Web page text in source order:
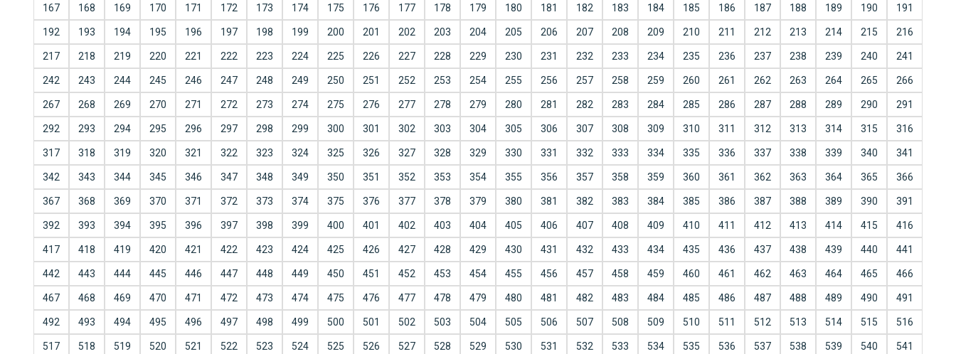
167 168 169 170 171 172 173 174 175 176 177 178 179 180 181 182 183 184 185 186 187 188 189 190 191
192 193 194 195 196 197 198 199 200 201 202 203 204 205 206 207 208 209 210 211 212 213 214 215 216
217 218 219 220 221 222 223 224 225 226 227 228 229 230 231 232 233 234 235 236 237 238 239 240 241
242 243 244 245 246 247 248 249 250 251 252 253 254 255 256 257 258 259 260 261 262 263 264 265 266
267 268 269 270 271 272 273 274 275 276 277 278 279 280 281 282 283 284 285 286 287 288 289 290 291
292 293 294 295 296 297 298 299 300 301 302 303 304 305 306 307 308 309 310 311 312 313 314 315 316
317 318 319 320 321 322 323 324 325 326 327 328 329 330 331 332 333 334 335 336 337 338 339 340 341
342 343 344 345 346 347 348 349 350 351 352 353 354 355 356 357 358 359 360 361 362 363 364 365 366
367 368 369 370 371 372 373 374 375 376 377 378 379 380 381 382 383 384 385 386 387 388 389 390 391
392 393 394 395 396 397 398 399 400 401 402 403 404 405 406 407 408 409 410 411 412 413 414 415 416
417 418 419 420 421 422 423 424 425 426 427 428 429 430 431 432 433 434 435 436 437 438 439 440 441
442 443 444 445 446 447 448 449 450 451 452 453 454 455 456 457 458 459 460 461 462 463 464 465 466
467 468 469 470 471 472 473 474 475 476 477 478 479 480 481 482 483 484 485 486 487 488 489 490 491
492 493 494 495 496 497 498 499 500 501 502 503 504 505 506 507 508 509 510 511 512 513 514 515 516
517 518 519 520 521 522 523 524 525 526 527 528 529 530 531 532 533 534 535 536 537 538 539 540 541